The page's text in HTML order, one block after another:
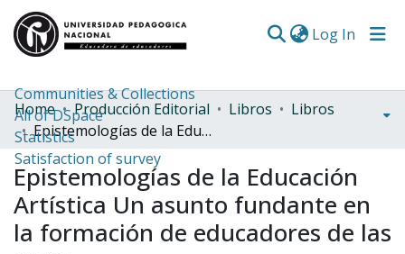
Log In
Communities & Collections
All of DSpace
Statistics
Satisfaction of survey
Home Producción Editorial Libros
Libros
Epistemologías de la Educación Artística Un asunto fundante en la formación de educadores de las artes
Epistemologías de la Educación
Artística Un asunto fundante en
la formación de educadores de las